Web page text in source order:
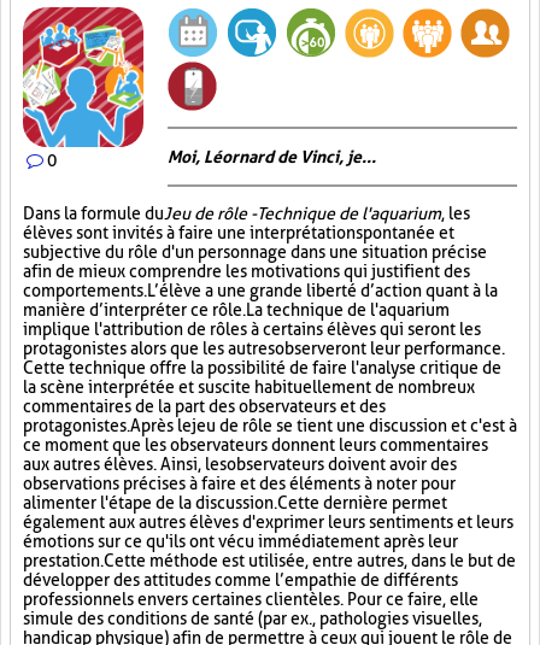
0 Moi, Léornard de Vinci, je...
Dans la formule duJeu de rôle - Technique de l'aquarium, les
élèves sont invités à faire une interprétation spontanée et
subjective du rôle d'un personnage dans une situation précise
afin de mieux comprendre les motivations qui justifient des
comportements. L’élève a une grande liberté d’action quant à la
manière d’interpréter ce rôle. La technique de l'aquarium
implique l'attribution de rôles à certains élèves qui seront les
protagonistes alors que les autres observeront leur performance.
Cette technique offre la possibilité de faire l'analyse critique de
la scène interprétée et suscite habituellement de nombreux
commentaires de la part des observateurs et des
protagonistes. Après le jeu de rôle se tient une discussion et c'est à
ce moment que les observateurs donnent leurs commentaires
aux autres élèves. Ainsi, les observateurs doivent avoir des
observations précises à faire et des éléments à noter pour
alimenter l'étape de la discussion. Cette dernière permet
également aux autres élèves d'exprimer leurs sentiments et leurs
émotions sur ce qu'ils ont vécu immédiatement après leur
prestation. Cette méthode est utilisée, entre autres, dans le but de
développer des attitudes comme l’empathie de différents
professionnels envers certaines clientèles. Pour ce faire, elle
simule des conditions de santé (par ex., pathologies visuelles,
handicap physique) afin de permettre à ceux qui jouent le rôle de